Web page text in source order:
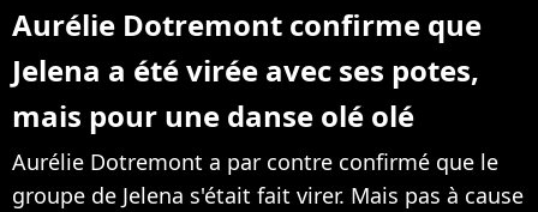
Aurélie Dotremont confirme que
Jelena a été virée avec ses potes,
mais pour une danse olé olé
Aurélie Dotremont a par contre confirmé que le
groupe de Jelena s'était fait virer. Mais pas à cause